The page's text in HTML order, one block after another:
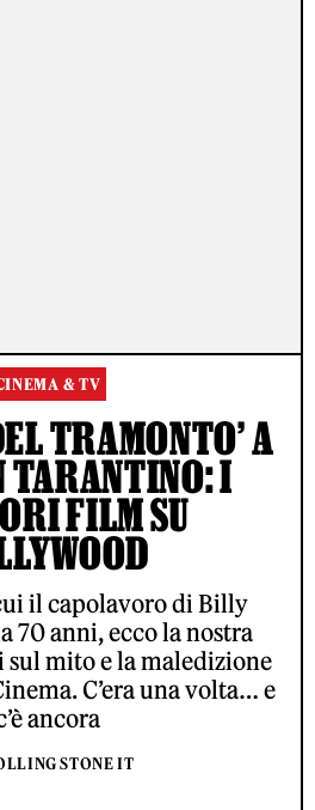
& TV
TRAMONTO’ A
TARANTINO: I
FILM SU
il capolavoro di Billy
70 anni, ecco la nostra
mito e la maledizione
C’era una volta… e
ancora
STONE IT